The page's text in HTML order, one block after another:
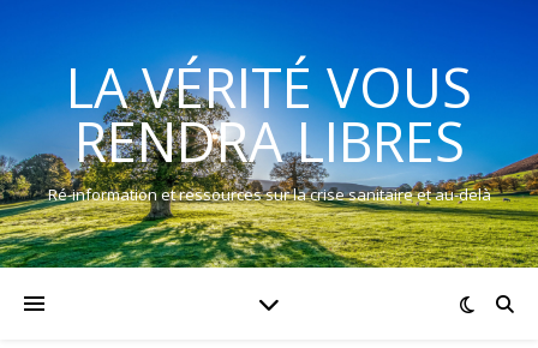
LA VÉRITÉ VOUS
RENDRA LIBRES
Ré-information et ressources sur la crise sanitaire et au-delà